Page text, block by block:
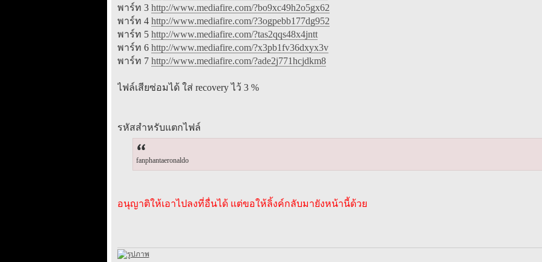
พาร์ท 3 http://www.mediafire.com/?bo9xc49h2o5gx62
พาร์ท 4 http://www.mediafire.com/?3ogpebb177dg952
พาร์ท 5 http://www.mediafire.com/?tas2qqs48x4jntt
พาร์ท 6 http://www.mediafire.com/?x3pb1fv36dxyx3v
พาร์ท 7 http://www.mediafire.com/?ade2j771hcjdkm8
ไฟล์เสียซ่อมได้ ใส่ recovery ไว้ 3 %
รหัสสำหรับแตกไฟล์
fanphantaeronaldo
อนุญาติให้เอาไปลงที่อื่นได้ แต่ขอให้ลิ้งค์กลับมายังหน้านี้ด้วย